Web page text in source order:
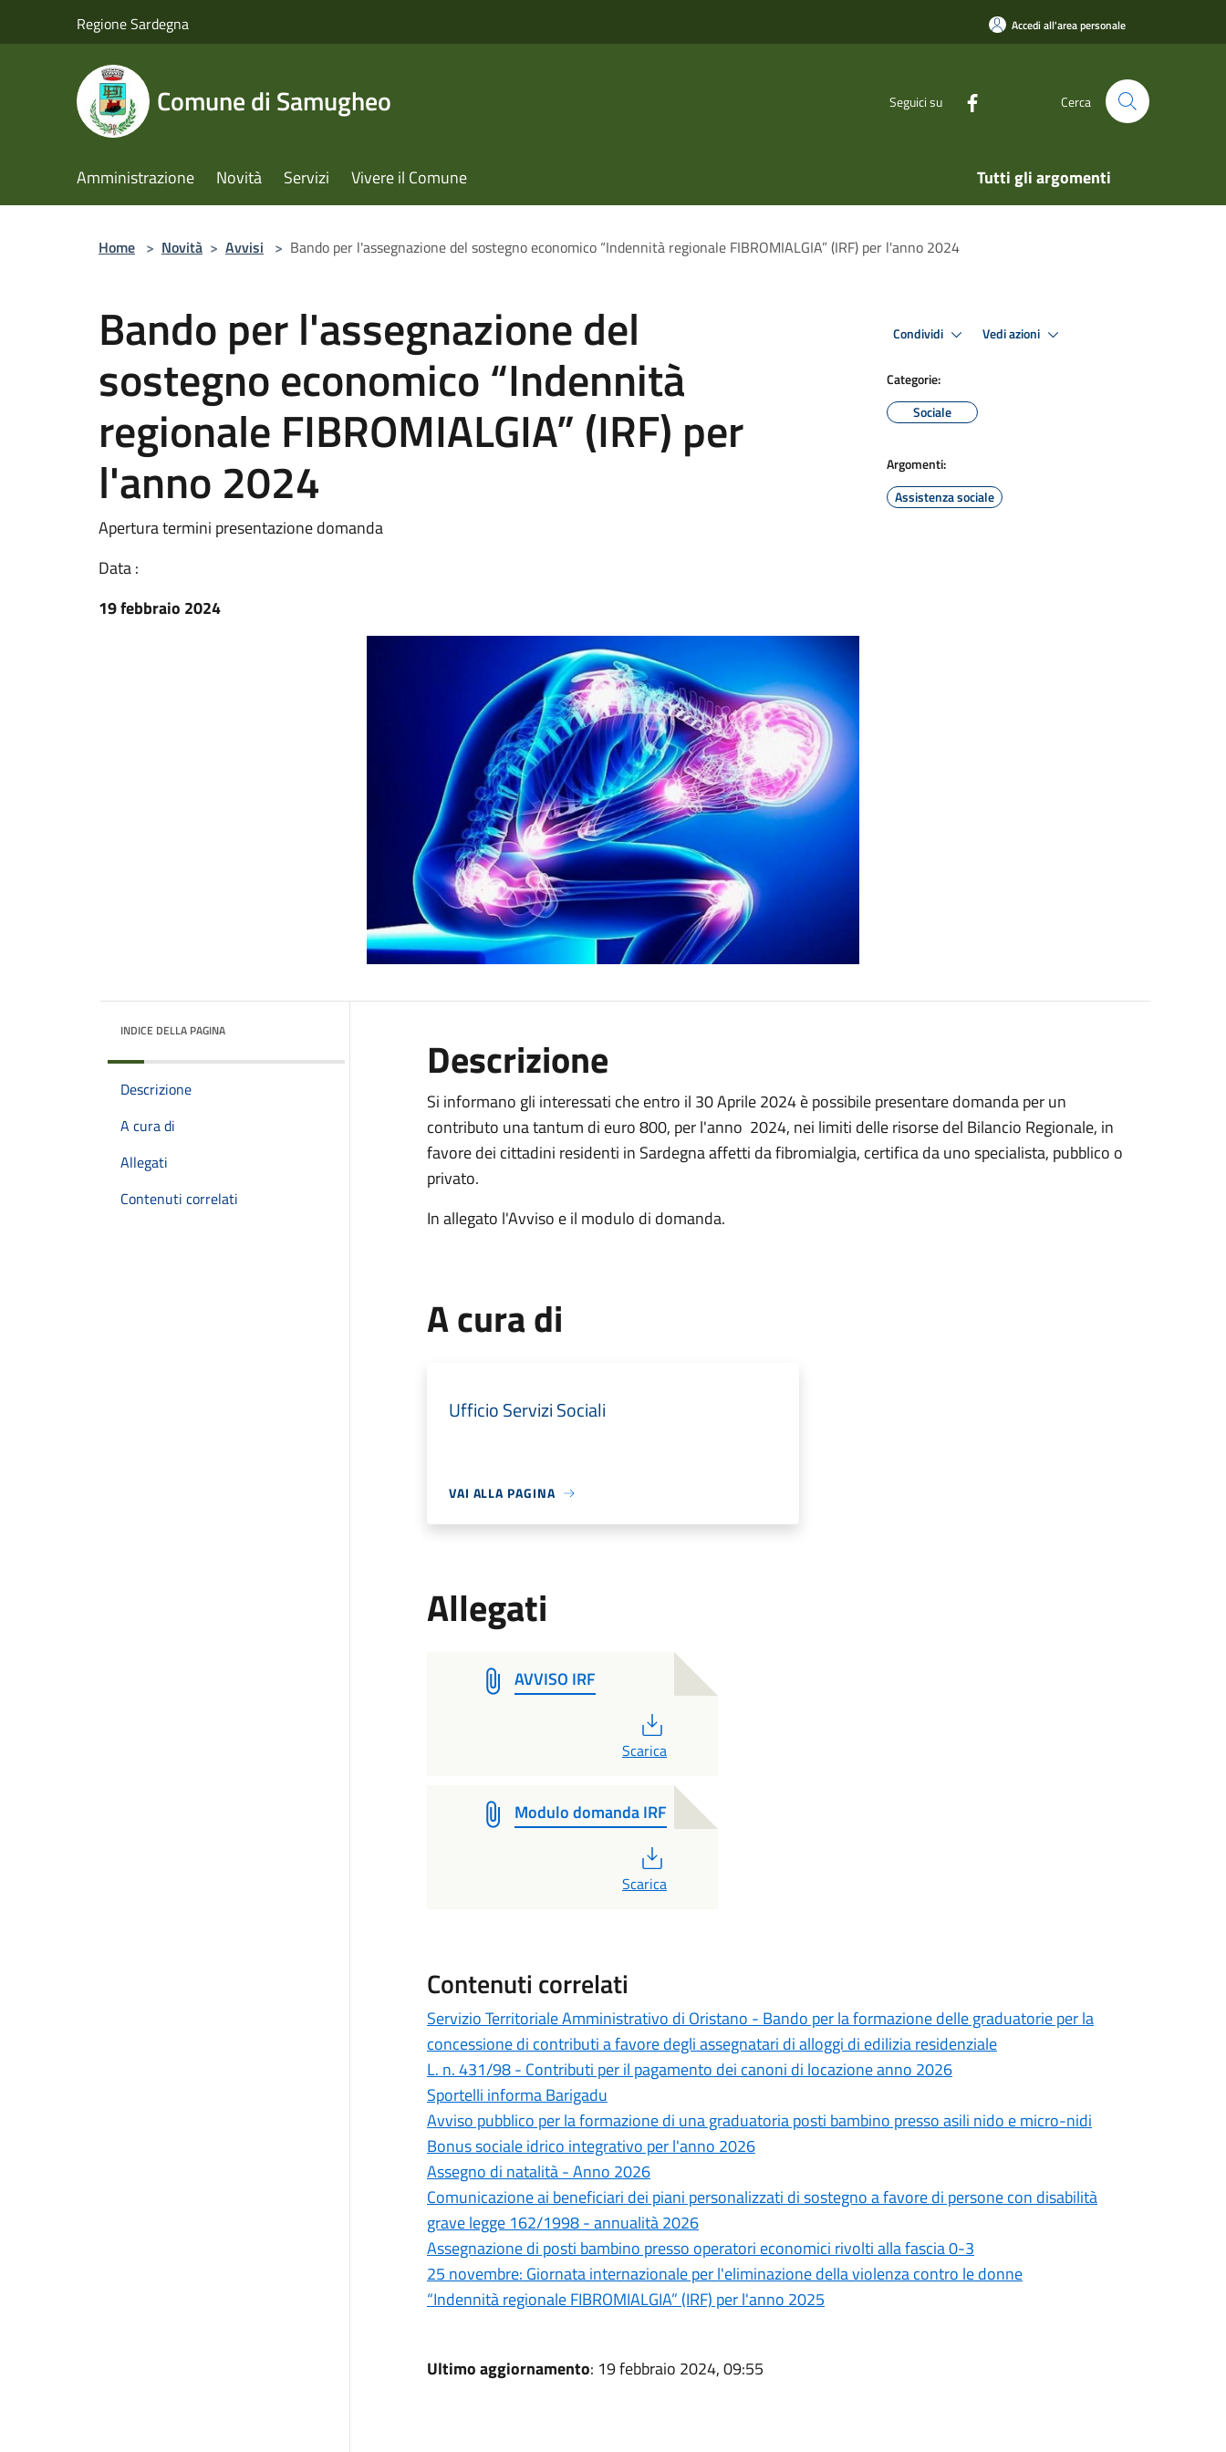
Regione Sardegna Accedi all'area personale
Comune di Samugheo Seguici su Cerca
Amministrazione Novità Servizi Vivere il Comune Tutti gli argomenti
Home > Novità > Avvisi > Bando per l'assegnazione del sostegno economico “Indennità regionale FIBROMIALGIA” (IRF) per l'anno 2024
Bando per l'assegnazione del
sostegno economico “Indennità
regionale FIBROMIALGIA” (IRF) per
l'anno 2024
Apertura termini presentazione domanda
Data :
19 febbraio 2024
Condividi Vedi azioni
Categorie:
Sociale
Argomenti:
Assistenza sociale
INDICE DELLA PAGINA
Descrizione
A cura di
Allegati
Contenuti correlati
Descrizione
Si informano gli interessati che entro il 30 Aprile 2024 è possibile presentare domanda per un
contributo una tantum di euro 800, per l'anno 2024, nei limiti delle risorse del Bilancio Regionale, in
favore dei cittadini residenti in Sardegna affetti da fibromialgia, certifica da uno specialista, pubblico o
privato.
In allegato l'Avviso e il modulo di domanda.
A cura di
Ufficio Servizi Sociali
VAI ALLA PAGINA
Allegati
AVVISO IRF
Scarica
Modulo domanda IRF
Scarica
Contenuti correlati
Servizio Territoriale Amministrativo di Oristano - Bando per la formazione delle graduatorie per la
concessione di contributi a favore degli assegnatari di alloggi di edilizia residenziale
L. n. 431/98 - Contributi per il pagamento dei canoni di locazione anno 2026
Sportelli informa Barigadu
Avviso pubblico per la formazione di una graduatoria posti bambino presso asili nido e micro-nidi
Bonus sociale idrico integrativo per l'anno 2026
Assegno di natalità - Anno 2026
Comunicazione ai beneficiari dei piani personalizzati di sostegno a favore di persone con disabilità
grave legge 162/1998 - annualità 2026
Assegnazione di posti bambino presso operatori economici rivolti alla fascia 0-3
25 novembre: Giornata internazionale per l'eliminazione della violenza contro le donne
“Indennità regionale FIBROMIALGIA” (IRF) per l'anno 2025
Ultimo aggiornamento: 19 febbraio 2024, 09:55